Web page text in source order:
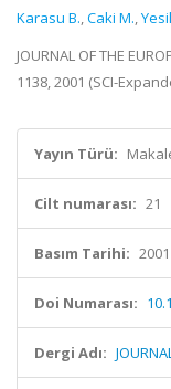
Karasu B.,Caki M.,
JOURNAL OF THE
1138, 2001 (SCI-
Yayın Türü:
Cilt numarası: 21
Basım Tarihi: 2001
Doi Numarası:
Dergi Adı: